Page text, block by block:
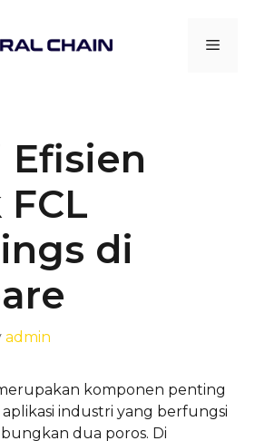
Menu
Efisien
di
admin
komponen penting
industri yang berfungsi
dua poros. Di